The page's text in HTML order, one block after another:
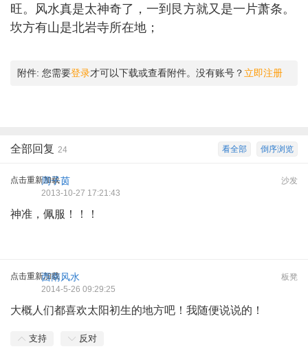
旺。风水真是太神奇了，一到艮方就又是一片萧条。
坎方有山是北岩寺所在地；
附件: 您需要登录才可以下载或查看附件。没有账号？ 立即注册
倒序浏览
看全部
全部回复 24
点击重新加载 沙发
周子茵
2013-10-27 17:21:43
神准，佩服！！！
点击重新加载 板凳
西南风水
2014-5-26 09:29:25
大概人们都喜欢太阳初生的地方吧！我随便说说的！
支持 反对